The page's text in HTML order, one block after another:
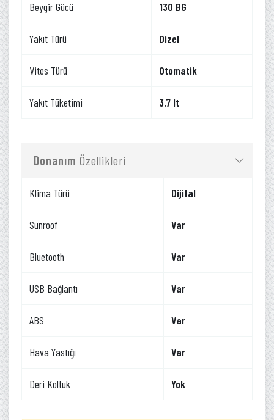
Beygir Gücü 130 BG
Yakıt Türü Dizel
Vites Türü Otomatik
Yakıt Tüketimi 3.7 lt
Donanım Özellikleri
Klima Türü Dijital
Sunroof Var
Bluetooth Var
USB Bağlantı Var
ABS Var
Hava Yastığı Var
Deri Koltuk Yok